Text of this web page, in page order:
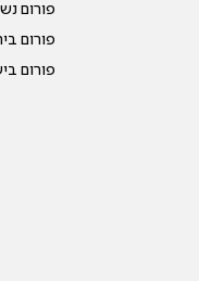
פורום
פורום
פורום